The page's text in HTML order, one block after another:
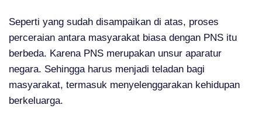
Seperti yang sudah disampaikan di atas, proses
perceraian antara masyarakat biasa dengan PNS itu
berbeda. Karena PNS merupakan unsur aparatur
negara. Sehingga harus menjadi teladan bagi
masyarakat, termasuk menyelenggarakan kehidupan
berkeluarga.